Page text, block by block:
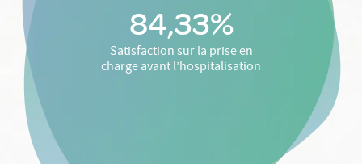
84,33%
Satisfaction sur la prise en
charge avant l’hospitalisation